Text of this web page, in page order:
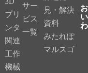
プリ
ンタ
関連
工作
機械
サー
ビス
一覧
見・解決
資料
みたれぽ
マルスゴ